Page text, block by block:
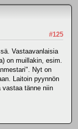
#125
Vastaavanlaisia
on muillakin, esim.
Nyt on
Laitoin pyynnön
vastaa tänne niin